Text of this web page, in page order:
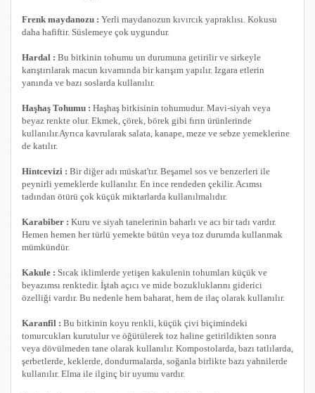
Frenk maydanozu : Yerli maydanozun kıvırcık yapraklısı. Kokusu
daha hafiftir. Süslemeye çok uygundur.
Hardal : Bu bitkinin tohumu un durumuna getirilir ve sirkeyle
karıştırılarak macun kıvamında bir karışım yapılır. Izgara etlerin
yanında ve bazı soslarda kullanılır.
Haşhaş Tohumu : Haşhaş bitkisinin tohumudur. Mavi-siyah veya
beyaz renkte olur. Ekmek, çörek, börek gibi fırın ürünlerinde
kullanılır.Ayrıca kavrularak salata, kanape, meze ve sebze yemeklerine
de katılır.
Hintcevizi : Bir diğer adı müskat'tır. Beşamel sos ve benzerleri ile
peynirli yemeklerde kullanılır. En ince rendeden çekilir. Acımsı
tadından ötürü çok küçük miktarlarda kullanılmalıdır.
Karabiber : Kuru ve siyah tanelerinin baharlı ve acı bir tadı vardır.
Hemen hemen her türlü yemekte bütün veya toz durumda kullanmak
mümkündür.
Kakule : Sıcak iklimlerde yetişen kakulenin tohumları küçük ve
beyazımsı renktedir. İştah açıcı ve mide bozukluklarını giderici
özelliği vardır. Bu nedenle hem baharat, hem de ilaç olarak kullanılır.
Karanfil : Bu bitkinin koyu renkli, küçük çivi biçimindeki
tomurcukları kurutulur ve öğütülerek toz haline getirildikten sonra
veya dövülmeden tane olarak kullanılır. Kompostolarda, bazı tatlılarda,
şerbetlerde, keklerde, dondurmalarda, soğanla birlikte bazı yahnilerde
kullanılır. Elma ile ilginç bir uyumu vardır.